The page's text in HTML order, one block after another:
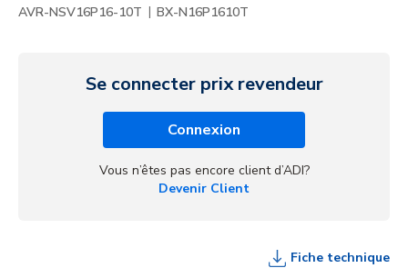
AVR-NSV16P16-10T | BX-N16P1610T
Se connecter prix revendeur
Connexion
Vous n’êtes pas encore client d’ADI?
Devenir Client
Fiche technique